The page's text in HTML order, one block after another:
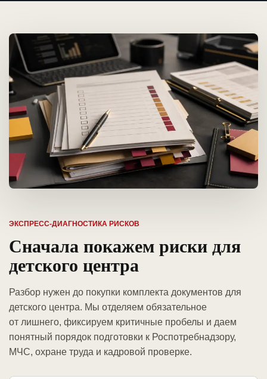
ЭКСПРЕСС-ДИАГНОСТИКА РИСКОВ
Сначала покажем риски для
детского центра
Разбор нужен до покупки комплекта документов для
детского центра. Мы отделяем обязательное
от лишнего, фиксируем критичные пробелы и даем
понятный порядок подготовки к Роспотребнадзору,
МЧС, охране труда и кадровой проверке.